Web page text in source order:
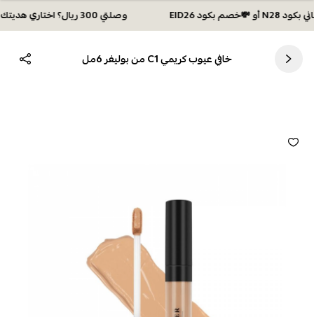
وصلتي 300 ريال؟ اختاري هديتك :🏍 شحن مجاني بكود N28 أو 💸خصم بكود EID26
خافي عيوب كريمي C1 من بوليفر 6مل